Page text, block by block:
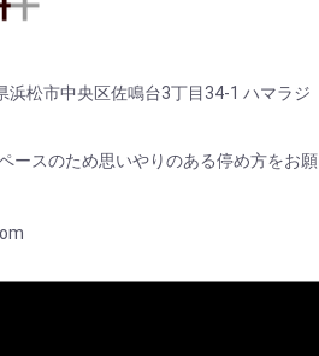
浜松市中央区佐鳴台3丁目34-1 ハマラジ
ースのため思いやりのある停め方をお願